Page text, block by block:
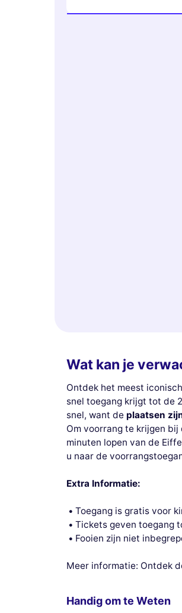
Wat kan je
Ontdek het meest
snel toegang krijgt tot de
snel, want de plaatsen
Om voorrang te krijgen
minuten lopen van de
u naar de
Extra Informatie:
Toegang is gratis voor
Tickets geven toegang
Fooien zijn niet
Meer informatie: Ontdek
Handig om te Weten